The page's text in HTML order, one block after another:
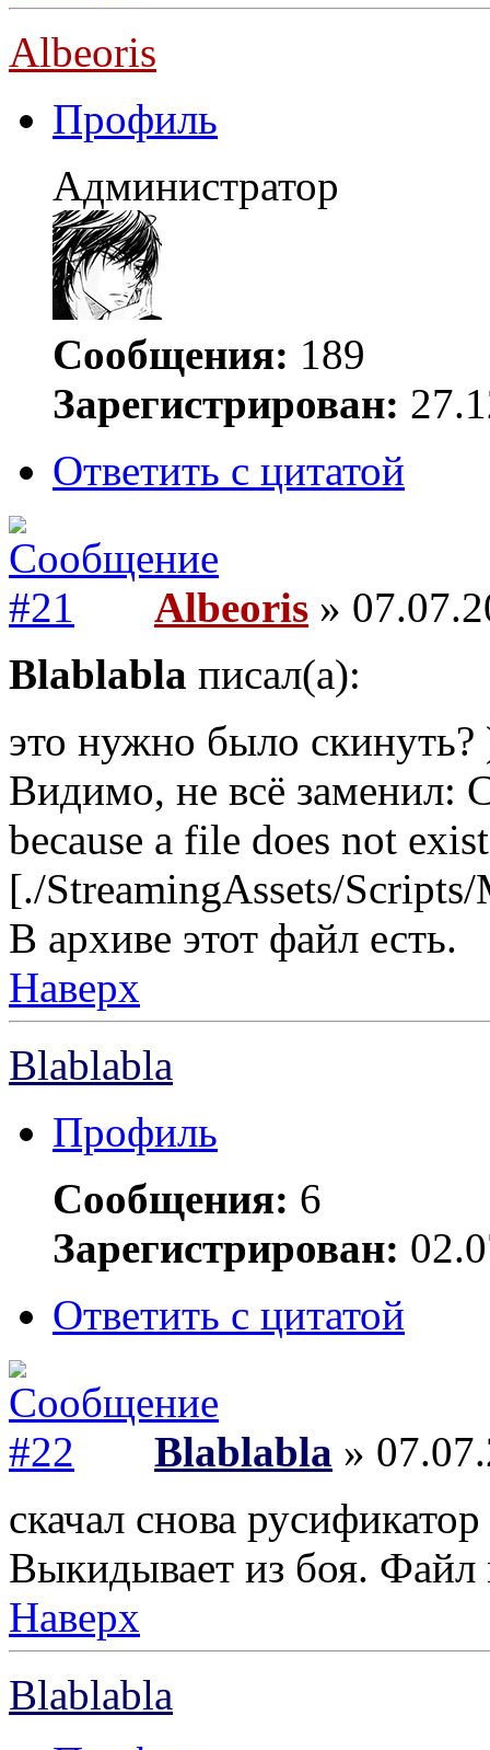
Albeoris
Профиль
Администратор
Сообщения: 189
Зарегистрирован:
Ответить с цитатой
Albeoris »
Blablabla писал(а):
это нужно было скинуть?
Видимо, не всё заменил:
because a file does not
[./StreamingAssets/
В архиве этот файл есть.
Наверх
Blablabla
Профиль
Сообщения: 6
Зарегистрирован:
Ответить с цитатой
Blablabla »
скачал снова
Выкидывает из боя. Файл
Наверх
Blablabla